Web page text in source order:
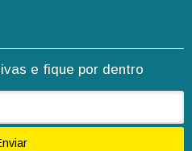
e fique por dentro